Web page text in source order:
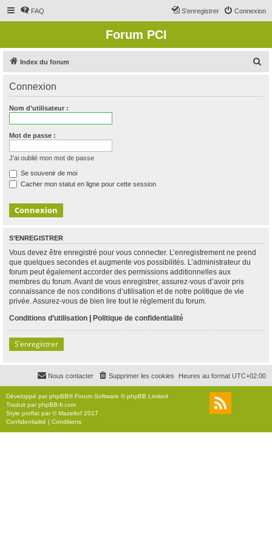
FAQ Connexion
S’enregistrer
Forum PCI
Index du forum
Connexion
Nom d’utilisateur :
Mot de passe :
J’ai oublié mon mot de passe
Se souvenir de moi
Cacher mon statut en ligne pour cette session
S’ENREGISTRER
Vous devez être enregistré pour vous connecter. L’enregistrement ne prend
que quelques secondes et augmente vos possibilités. L’administrateur du
forum peut également accorder des permissions additionnelles aux
membres du forum. Avant de vous enregistrer, assurez-vous d’avoir pris
connaissance de nos conditions d’utilisation et de notre politique de vie
privée. Assurez-vous de bien lire tout le règlement du forum.
Conditions d’utilisation | Politique de confidentialité
S’enregistrer
Heures au format UTC+02:00
Supprimer les cookies
Nous contacter
Développé parphpBB® Forum Software © phpBB Limited
Traduit parphpBB-fr.com
Style proflat par ©Mazeltof 2017
Confidentialité | Conditions